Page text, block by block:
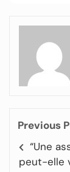
Previous
“Une
peut-elle